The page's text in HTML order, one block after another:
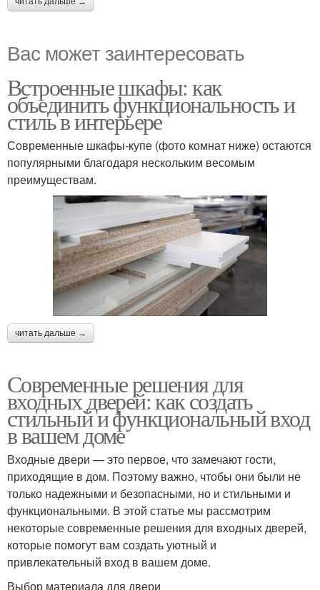
Вас может заинтересовать
Встроенные шкафы: как
объединить функциональность и
стиль в интерьере
Современные шкафы-купе (фото комнат ниже) остаются
популярными благодаря нескольким весомым
преимуществам.
читать дальше →
Современные решения для
входных дверей: как создать
стильный и функциональный вход
в вашем доме
Входные двери — это первое, что замечают гости,
приходящие в дом. Поэтому важно, чтобы они были не
только надежными и безопасными, но и стильными и
функциональными. В этой статье мы рассмотрим
некоторые современные решения для входных дверей,
которые помогут вам создать уютный и
привлекательный вход в вашем доме.
Выбор материала для двери